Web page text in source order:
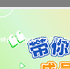
带你看清糖家族成员间的